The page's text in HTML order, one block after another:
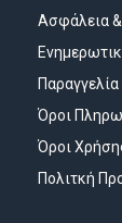
Ασφάλεια
Όροι
Όροι
Πολιτκή